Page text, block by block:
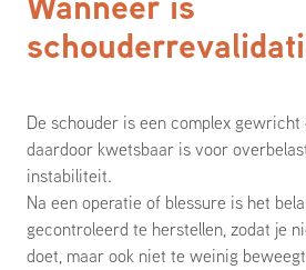
De schouder is een complex
daardoor kwetsbaar is voor
instabiliteit.
Na een operatie of blessure is het
gecontroleerd te herstellen, zodat je
doet, maar ook niet te weinig